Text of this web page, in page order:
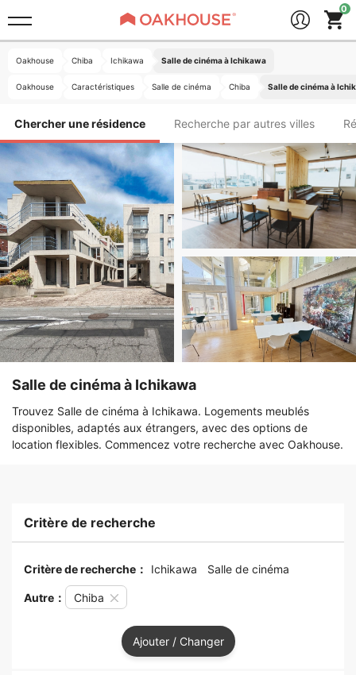
Oakhouse Chiba Ichikawa Salle de cinéma à Ichikawa
Oakhouse Caractéristiques Salle de cinéma Chiba Salle de cinéma à
Chercher une résidence Recherche par autres villes
Salle de cinéma à Ichikawa
Trouvez Salle de cinéma à Ichikawa. Logements meublés
disponibles, adaptés aux étrangers, avec des options de
location flexibles. Commencez votre recherche avec Oakhouse.
Critère de recherche
Critère de recherche： Ichikawa Salle de cinéma
Autre： Chiba
Ajouter / Changer